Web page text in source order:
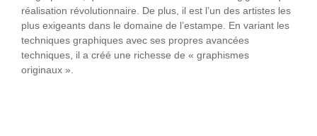
réalisation révolutionnaire. De plus, il est l’un des artistes les
plus exigeants dans le domaine de l’estampe. En variant les
techniques graphiques avec ses propres avancées
techniques, il a créé une richesse de « graphismes
originaux ».